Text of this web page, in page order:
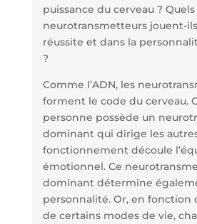
puissance du cerveau ?
neurotransmetteurs jouent-
réussite et dans la
?
Comme l’ADN, les
forment le code du cerveau.
personne possède un
dominant qui dirige les
fonctionnement découle
émotionnel. Ce
dominant détermine
personnalité. Or, en fonction
de certains modes de vie,